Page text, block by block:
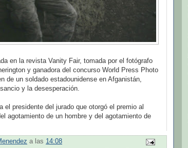
en la revista Vanity Fair, tomada por el fotógrafo
y ganadora del concurso World Press Photo
de un soldado estadounidense en Afganistán,
y la desesperación.
el presidente del jurado que otorgó el premio al
agotamiento de un hombre y del agotamiento de
a las 14:08